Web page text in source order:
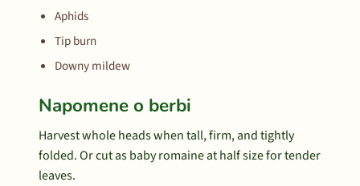
Aphids
Tip burn
Downy mildew
Napomene o berbi
Harvest whole heads when tall, firm, and tightly
folded. Or cut as baby romaine at half size for tender
leaves.